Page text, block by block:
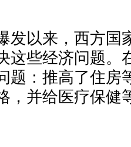
以来，西方国
这些经济问题。
题：推高了住房
，并给医疗保健